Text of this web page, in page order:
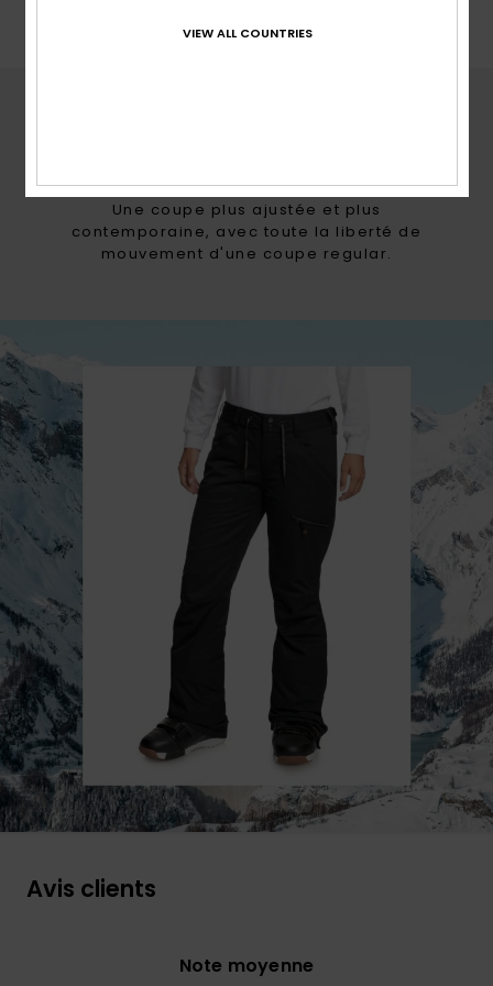
Une coupe plus ajustée et plus
contemporaine, avec toute la liberté de
mouvement d'une coupe regular.
Avis clients
Note moyenne
VIEW ALL COUNTRIES